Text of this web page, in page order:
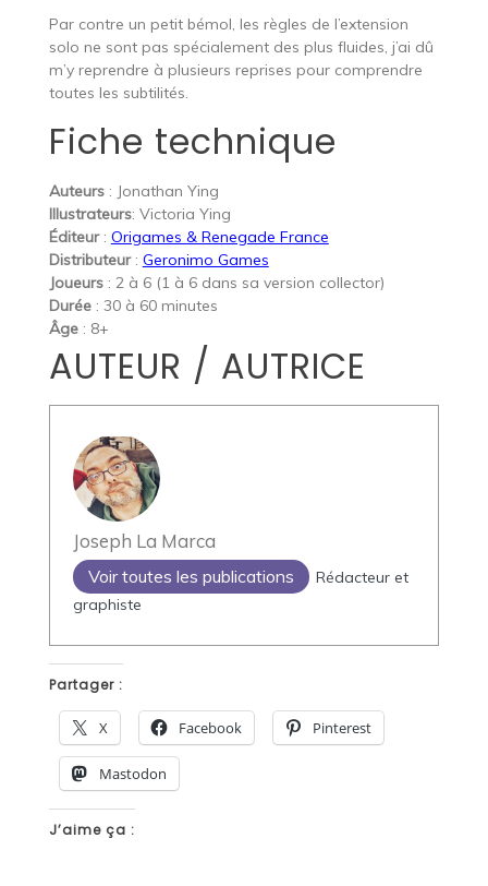
Par contre un petit bémol, les règles de l’extension
solo ne sont pas spécialement des plus fluides, j’ai dû
m’y reprendre à plusieurs reprises pour comprendre
toutes les subtilités.
Fiche technique
Auteurs : Jonathan Ying
Illustrateurs: Victoria Ying
Éditeur : Origames & Renegade France
Distributeur : Geronimo Games
Joueurs : 2 à 6 (1 à 6 dans sa version collector)
Durée : 30 à 60 minutes
Âge : 8+
AUTEUR / AUTRICE
Joseph La Marca
Voir toutes les publications
Rédacteur et
graphiste
Partager :
X Facebook Pinterest
Mastodon
J’aime ça :